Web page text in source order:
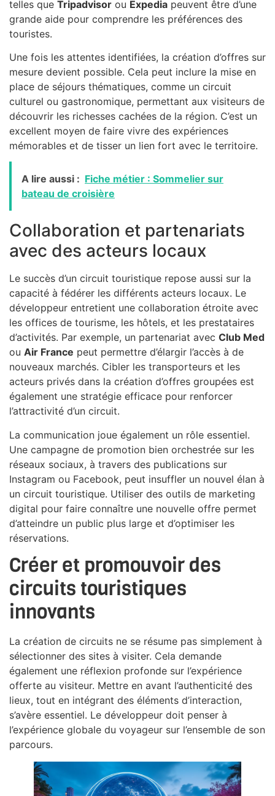
telles que Tripadvisor ou Expedia peuvent être d’une
grande aide pour comprendre les préférences des
touristes.
Une fois les attentes identifiées, la création d’offres sur
mesure devient possible. Cela peut inclure la mise en
place de séjours thématiques, comme un circuit
culturel ou gastronomique, permettant aux visiteurs de
découvrir les richesses cachées de la région. C’est un
excellent moyen de faire vivre des expériences
mémorables et de tisser un lien fort avec le territoire.
A lire aussi : Fiche métier : Sommelier sur
bateau de croisière
Collaboration et partenariats
avec des acteurs locaux
Le succès d’un circuit touristique repose aussi sur la
capacité à fédérer les différents acteurs locaux. Le
développeur entretient une collaboration étroite avec
les offices de tourisme, les hôtels, et les prestataires
d’activités. Par exemple, un partenariat avec Club Med
ou Air France peut permettre d’élargir l’accès à de
nouveaux marchés. Cibler les transporteurs et les
acteurs privés dans la création d’offres groupées est
également une stratégie efficace pour renforcer
l’attractivité d’un circuit.
La communication joue également un rôle essentiel.
Une campagne de promotion bien orchestrée sur les
réseaux sociaux, à travers des publications sur
Instagram ou Facebook, peut insuffler un nouvel élan à
un circuit touristique. Utiliser des outils de marketing
digital pour faire connaître une nouvelle offre permet
d’atteindre un public plus large et d’optimiser les
réservations.
Créer et promouvoir des
circuits touristiques
innovants
La création de circuits ne se résume pas simplement à
sélectionner des sites à visiter. Cela demande
également une réflexion profonde sur l’expérience
offerte au visiteur. Mettre en avant l’authenticité des
lieux, tout en intégrant des éléments d’interaction,
s’avère essentiel. Le développeur doit penser à
l’expérience globale du voyageur sur l’ensemble de son
parcours.